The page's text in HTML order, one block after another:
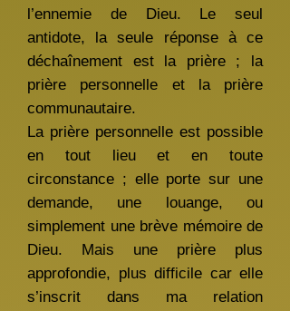
l’ennemie de Dieu. Le seul
antidote, la seule réponse à ce
déchaînement est la prière ; la
prière personnelle et la prière
communautaire.
La prière personnelle est possible
en tout lieu et en toute
circonstance ; elle porte sur une
demande, une louange, ou
simplement une brève mémoire de
Dieu. Mais une prière plus
approfondie, plus difficile car elle
s’inscrit dans ma relation